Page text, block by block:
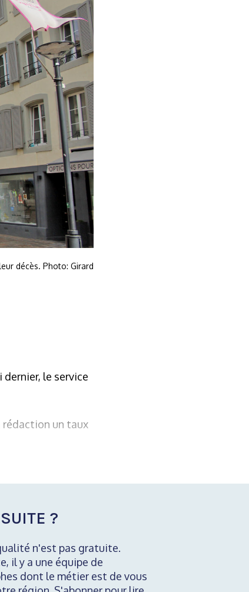
décès. Photo: Girard
le service
rédaction un taux
?
n'est pas gratuite.
il y a une équipe de
dont le métier est de vous